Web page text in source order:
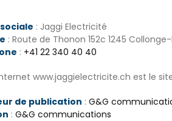
: Jaggi Electricité
: Route de Thonon 152c 1245
: +41 22 340 40 40
www.jaggielectricite.ch est le
de publication : G&G
: G&G communications